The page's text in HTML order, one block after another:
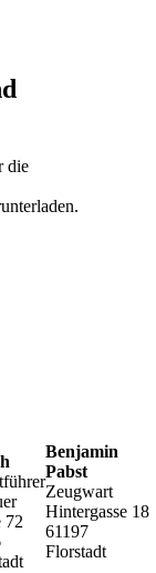
die
72
Benjamin
Pabst
Zeugwart
Hintergasse 18
61197
Florstadt